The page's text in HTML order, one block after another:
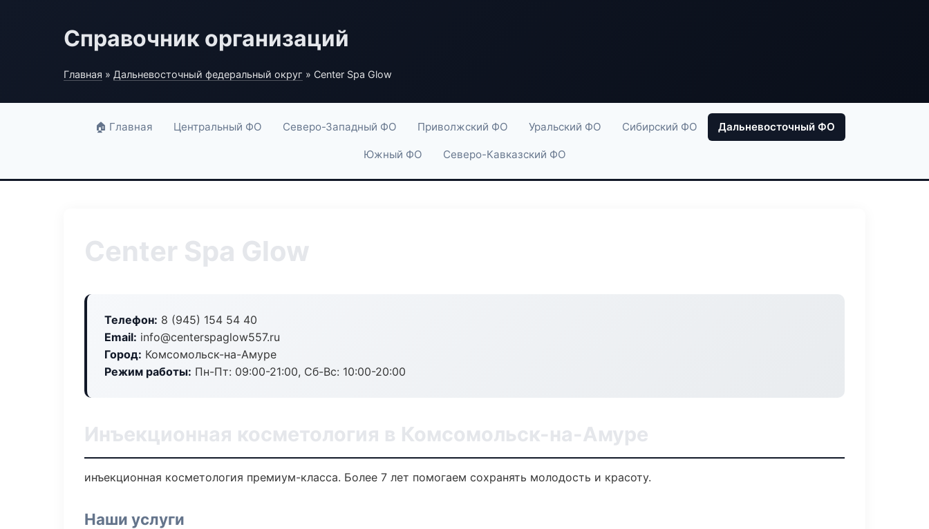
Справочник организаций
Главная » Дальневосточный федеральный округ » Center Spa Glow
🏠 Главная Центральный ФО Северо-Западный ФО Приволжский ФО Уральский ФО Сибирский ФО Дальневосточный ФО
Южный ФО Северо-Кавказский ФО
Center Spa Glow
Телефон: 8 (945) 154 54 40
Email: info@centerspaglow557.ru
Город: Комсомольск-на-Амуре
Режим работы: Пн-Пт: 09:00-21:00, Сб-Вс: 10:00-20:00
Инъекционная косметология в Комсомольск-на-Амуре
инъекционная косметология премиум-класса. Более 7 лет помогаем сохранять молодость и красоту.
Наши услуги